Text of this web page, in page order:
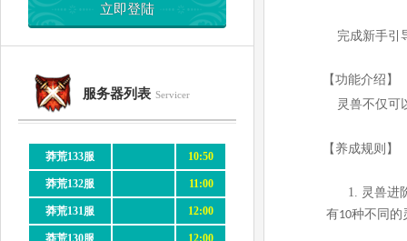
服务器列表 Servicer
莽荒133服 10:50
莽荒132服 11:00
莽荒131服 12:00
莽荒130服 12:00
完成新手引
【功能介绍】
灵兽不仅可
【养成规则】
1. 灵兽进
有10种不同的